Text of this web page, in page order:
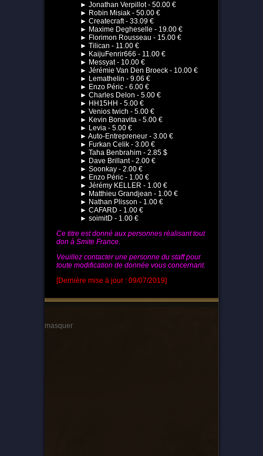
► Jonathan Verpillot - 50.00 €
► Robin Misiak - 50.00 €
► Createcraft - 33.09 €
► Maxime Degheselle - 19.00 €
► Florimon Rousseau - 15.00 €
► Tilican - 11.00 €
► KaijuFenrir666 - 11.00 €
► Messyat - 10.00 €
► Jérémie Van Den Broeck - 10.00 €
► Lemathelin - 9.06 €
► Enzo Péric - 6.00 €
► Charles Delon - 5.00 €
► HH15HH - 5.00 €
► Venios twich - 5.00 €
► Kevin Bonavita - 5.00 €
► Levia - 5.00 €
► Auto-Entrepreneur - 3.00 €
► Furkan Celik - 3.00 €
► Taha Benbrahim - 2.85 $
► Dave Brillant - 2.00 €
► Soonkay - 2.00 €
► Enzo Péric - 1.00 €
► Jérémy KELLER - 1.00 €
► Matthieu Grandjean - 1.00 €
► Nathan Plisson - 1.00 €
► CAFARD - 1.00 €
► soimitD - 1.00 €
Ce titre est donné aux personnes réalisant tout
don à Smite France.
Veuillez contacter une personne du staff pour
toute modification de donnée vous concernant.
[Dernière mise à jour : 09/07/2019]
masquer